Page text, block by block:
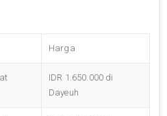
Harga
IDR 1.650.000 di
Dayeuh